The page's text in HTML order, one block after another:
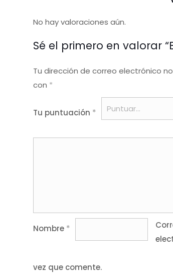
No hay valoraciones aún.
Sé el primero en valorar
Tu dirección de correo electrónico
con *
Tu puntuación *
Nombre *
vez que comente.